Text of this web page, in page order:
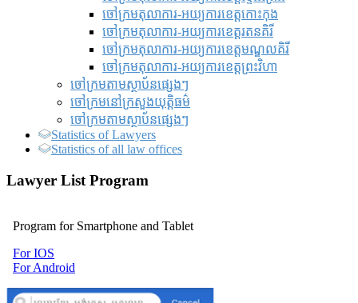
ចៅក្រមតុលាការ-អយ្យការខេត្តកោះកុង
ចៅក្រមតុលាការ-អយ្យការខេត្តរតនគិរី
ចៅក្រមតុលាការ-អយ្យការខេត្តមណ្ឌលគិរី
ចៅក្រមតុលាការ-អយ្យការខេត្តព្រះវិហា
ចៅក្រមតាមស្ថាប័នផ្សេងៗ
ចៅក្រមនៅក្រសួងយុត្តិធម៌
ចៅក្រមតាមស្ថាប័នផ្សេងៗ
Statistics of Lawyers
Statistics of all law offices
Lawyer List Program
Program for Smartphone and Tablet
For IOS
For Android